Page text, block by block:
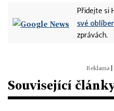
Přidejte si
své
zprávách.
Související